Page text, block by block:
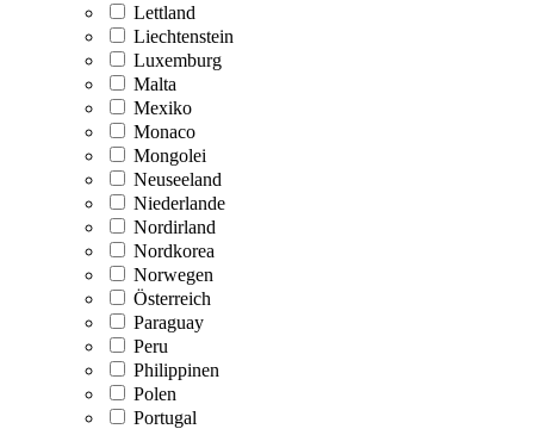
Lettland
Liechtenstein
Luxemburg
Malta
Mexiko
Monaco
Mongolei
Neuseeland
Niederlande
Nordirland
Nordkorea
Norwegen
Österreich
Paraguay
Peru
Philippinen
Polen
Portugal